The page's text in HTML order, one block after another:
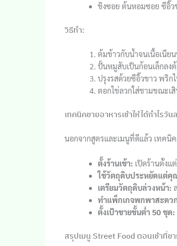
ขิงซอย ต้นหอมซอย ซีอิ๊ว
วิธีทำ:
ต้มข้าวกับน้ำจนเนื้อเนีย
ปั้นหมูสับเป็นก้อนเล็กลง
ปรุงรสด้วยซีอิ๊วขาว พริก
ตอกไข่ลวกใส่ชามขณะเ
เทคนิคขายอาหารเช้าให้ได้กำไรวัน
นอกจากสูตรและเมนูที่ดีแล้ว เทคนิ
ตั้งร้านเช้า: เปิดร้านตั้งแ
ใช้วัตถุดิบประหยัดแต่คุ
เตรียมวัตถุดิบล่วงหน้า:
ทำแพ็กเกจพกพาสะดว
ตั้งเป้าขายขั้นต่ำ 50 ชุด:
สรุปเมนู Street Food ตอนเช้าที่ข